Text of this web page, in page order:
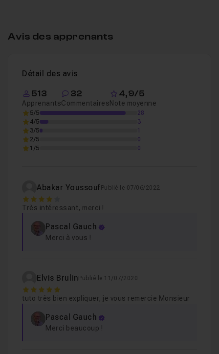
Avis des apprenants
Détail des avis
513
Apprenants
32
Commentaires
4,9/5
Note moyenne
5/5
28
4/5
3
3/5
1
2/5
0
1/5
0
Abakar Youssouf Publié le 07/06/2022
4
Très intéressant, merci !
Pascal Gauch
Merci à vous !
Elvis Brulin Publié le 11/07/2020
5
tuto très bien expliquer, je vous remercie Monsieur
Pascal Gauch
Merci beaucoup !